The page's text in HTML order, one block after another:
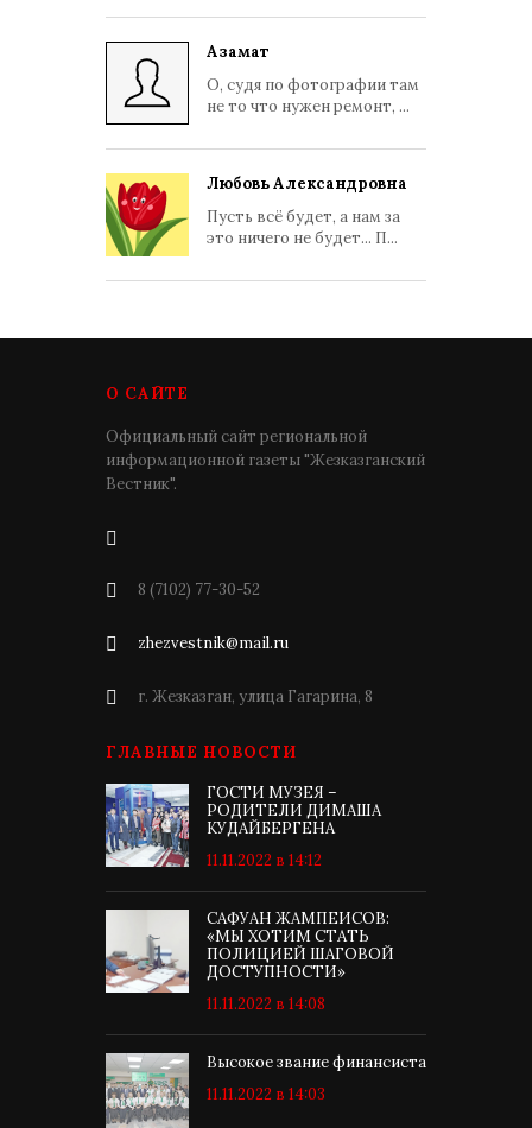
Азамат
О, судя по фотографии там
не то что нужен ремонт, ...
Любовь Александровна
Пусть всё будет, а нам за
это ничего не будет... П...
О САЙТЕ
Официальный сайт региональной
информационной газеты "Жезказганский
Вестник".
8 (7102) 77-30-52
zhezvestnik@mail.ru
г. Жезказган, улица Гагарина, 8
ГЛАВНЫЕ НОВОСТИ
ГОСТИ МУЗЕЯ –
РОДИТЕЛИ ДИМАША
КУДАЙБЕРГЕНА
11.11.2022 в 14:12
САФУАН ЖАМПЕИСОВ:
«МЫ ХОТИМ СТАТЬ
ПОЛИЦИЕЙ ШАГОВОЙ
ДОСТУПНОСТИ»
11.11.2022 в 14:08
Высокое звание финансиста
11.11.2022 в 14:03